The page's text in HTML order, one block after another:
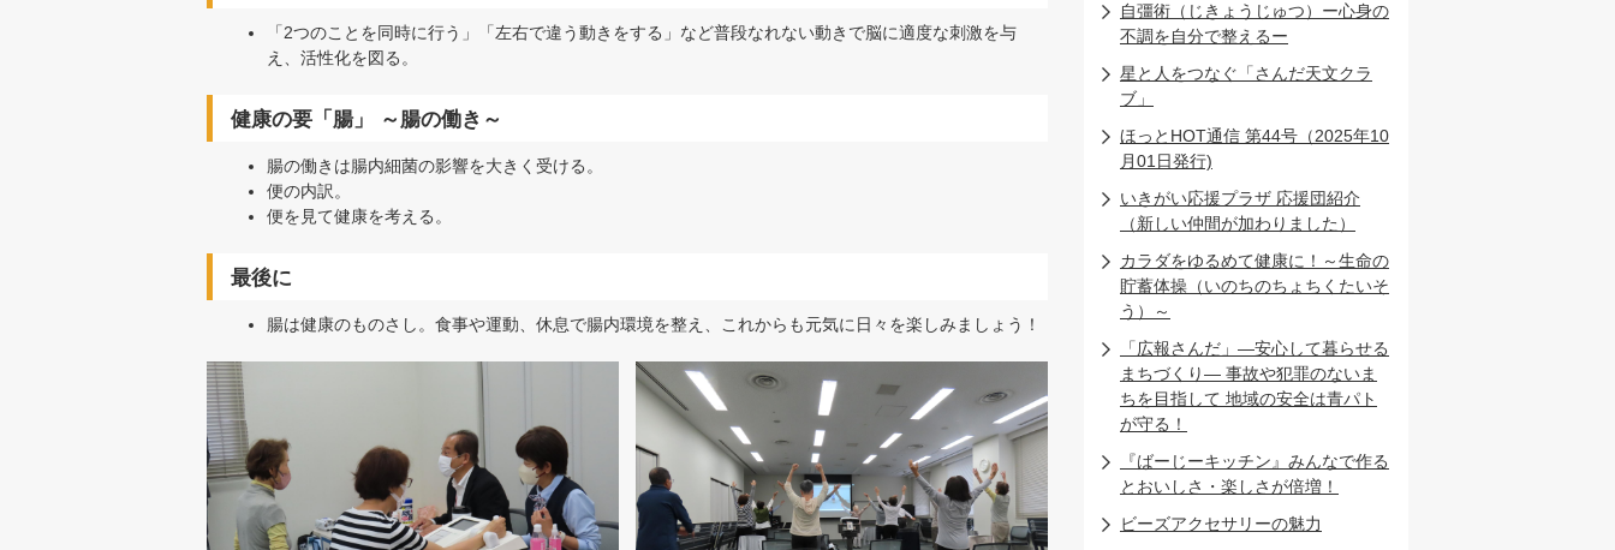
「2つのことを同時に行う」「左右で違う動きをする」など普段なれない動きで脳に適度な刺激を与
え、活性化を図る。
健康の要「腸」 ～腸の働き～
腸の働きは腸内細菌の影響を大きく受ける。
便の内訳。
便を見て健康を考える。
最後に
腸は健康のものさし。食事や運動、休息で腸内環境を整え、これからも元気に日々を楽しみましょう！
自彊術（じきょうじゅつ）ー心身の
不調を自分で整えるー
星と人をつなぐ「さんだ天文クラ
ブ」
ほっとHOT通信 第44号（2025年10
月01日発行)
いきがい応援プラザ 応援団紹介
（新しい仲間が加わりました）
カラダをゆるめて健康に！～生命の
貯蓄体操（いのちのちょちくたいそ
う）～
「広報さんだ」―安心して暮らせる
まちづくり― 事故や犯罪のないま
ちを目指して 地域の安全は青パト
が守る！
『ばーじーキッチン』みんなで作る
とおいしさ・楽しさが倍増！
ビーズアクセサリーの魅力